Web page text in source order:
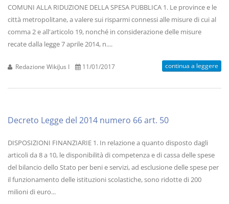
COMUNI ALLA RIDUZIONE DELLA SPESA PUBBLICA 1. Le province e le
città metropolitane, a valere sui risparmi connessi alle misure di cui al
comma 2 e all'articolo 19, nonché in considerazione delle misure
recate dalla legge 7 aprile 2014, n....
Redazione WikiJus I 11/01/2017 continua a leggere
Decreto Legge del 2014 numero 66 art. 50
DISPOSIZIONI FINANZIARIE 1. In relazione a quanto disposto dagli
articoli da 8 a 10, le disponibilità di competenza e di cassa delle spese
del bilancio dello Stato per beni e servizi, ad esclusione delle spese per
il funzionamento delle istituzioni scolastiche, sono ridotte di 200
milioni di euro...